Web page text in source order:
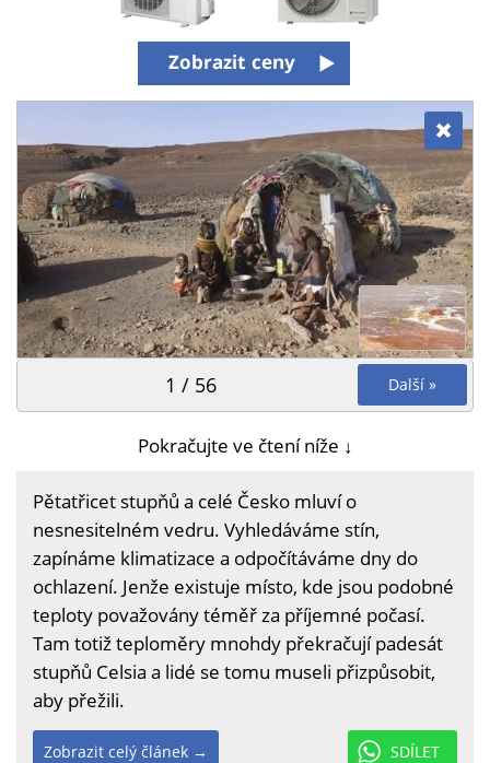
Další »
1 / 56
Pokračujte ve čtení níže ↓
Pětatřicet stupňů a celé Česko mluví o
nesnesitelném vedru. Vyhledáváme stín,
zapínáme klimatizace a odpočítáváme dny do
ochlazení. Jenže existuje místo, kde jsou podobné
teploty považovány téměř za příjemné počasí.
Tam totiž teploměry mnohdy překračují padesát
stupňů Celsia a lidé se tomu museli přizpůsobit,
aby přežili.
SDÍLET
Zobrazit celý článek →